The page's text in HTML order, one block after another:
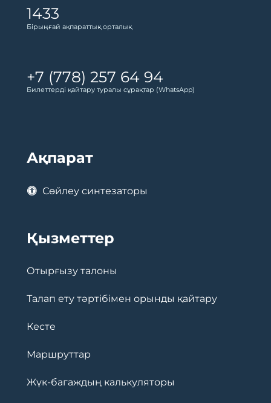
1433
Бірыңғай ақпараттық орталық
+7 (778) 257 64 94
Билеттерді қайтару туралы сұрақтар (WhatsApp)
Ақпарат
Сөйлеу синтезаторы
Қызметтер
Отырғызу талоны
Талап ету тәртібімен орынды қайтару
Кесте
Маршруттар
Жүк-багаждың калькуляторы